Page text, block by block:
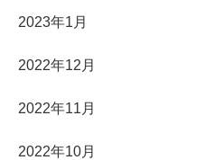
2023年1月
2022年12月
2022年11月
2022年10月